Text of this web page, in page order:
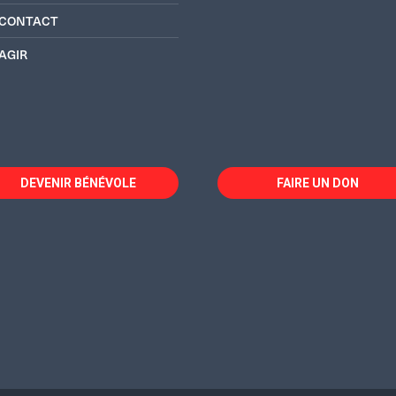
DEVENIR BÉNÉVOLE FAIRE UN DON